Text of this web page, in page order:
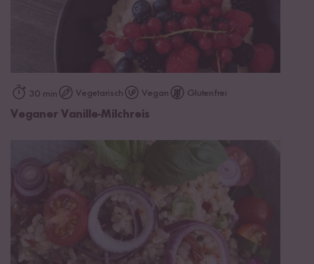
30 min Vegetarisch Vegan Glutenfrei
Veganer Vanille-Milchreis